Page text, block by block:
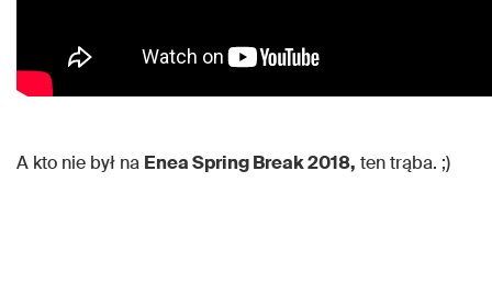
A kto nie był na Enea Spring Break 2018, ten trąba. ;)